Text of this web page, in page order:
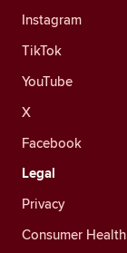
Instagram
TikTok
YouTube
X
Facebook
Legal
Privacy
Consumer